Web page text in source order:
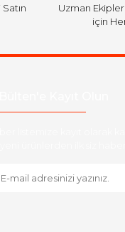
Uzman
için